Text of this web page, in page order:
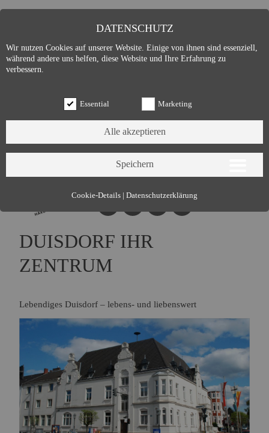
DUISDORF IHR
ZENTRUM
Lebendiges Duisdorf – lebens- und liebenswert
DATENSCHUTZ
Wir nutzen Cookies auf unserer Website. Einige von ihnen sind essenziell,
während andere uns helfen, diese Website und Ihre Erfahrung zu
verbessern.
Essential Marketing
Essential (3)
Name:
Cookie Hinweis
Cookies:
allowCookie
Cookies:
PHPSESSID
Laufzeit:
Dauer der Browsersitzung
Resolution
Speichert die Auflösung des Browserfensters
Cookies:
resolution
Laufzeit:
Dauer der Browsersitzung
Marketing (0)
Cookie-Details | Datenschutzerklärung